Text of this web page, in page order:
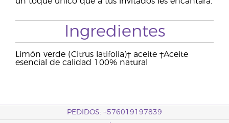
Ingredientes
Limón verde (Citrus latifolia)† aceite †Aceite
esencial de calidad 100% natural
PEDIDOS: +576019197839